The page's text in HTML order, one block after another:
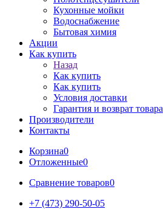
Кухонные мойки
Водоснабжение
Бытовая химия
Акции
Как купить
Назад
Как купить
Как купить
Условия доставки
Гарантия и возврат товара
Производители
Контакты
Корзина0
Отложенные0
Сравнение товаров0
+7 (473) 290-50-05